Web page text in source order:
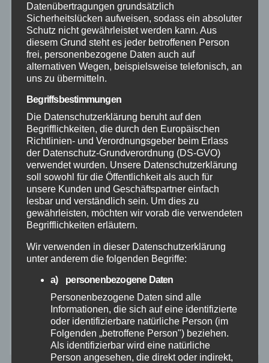
Hilfsorganisationen
Mayen-Koblenz
Neuwied
Polizei
Rettungsdienst
Rhein-Lahn
THW
Veranstaltungen
Video
Westerwald
Datenübertragungen grundsätzlich
Sicherheitslücken aufweisen, sodass ein absoluter
Schutz nicht gewährleistet werden kann. Aus
diesem Grund steht es jeder betroffenen Person
frei, personenbezogene Daten auch auf
alternativen Wegen, beispielsweise telefonisch, an
uns zu übermitteln.
Begriffsbestimmungen
Die Datenschutzerklärung beruht auf den
Begrifflichkeiten, die durch den Europäischen
Richtlinien- und Verordnungsgeber beim Erlass
der Datenschutz-Grundverordnung (DS-GVO)
verwendet wurden. Unsere Datenschutzerklärung
soll sowohl für die Öffentlichkeit als auch für
unsere Kunden und Geschäftspartner einfach
lesbar und verständlich sein. Um dies zu
gewährleisten, möchten wir vorab die verwendeten
Begrifflichkeiten erläutern.
Wir verwenden in dieser Datenschutzerklärung
unter anderem die folgenden Begriffe:
a) personenbezogene Daten
Personenbezogene Daten sind alle
Informationen, die sich auf eine identifizierte
oder identifizierbare natürliche Person (im
Folgenden „betroffene Person") beziehen.
Als identifizierbar wird eine natürliche
Person angesehen, die direkt oder indirekt,